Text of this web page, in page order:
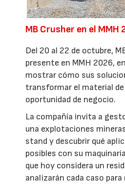
MB Crusher en el MMH
Del 20 al 22 de octubre,
presente en MMH 2026,
mostrar cómo sus
transformar el material
oportunidad de negocio.
La compañía invita a
una explotaciones
stand y descubrir qué
posibles con su
que hoy considera un
analizarán cada caso